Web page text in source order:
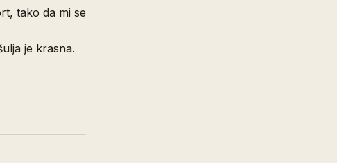
tako da mi se
je krasna.